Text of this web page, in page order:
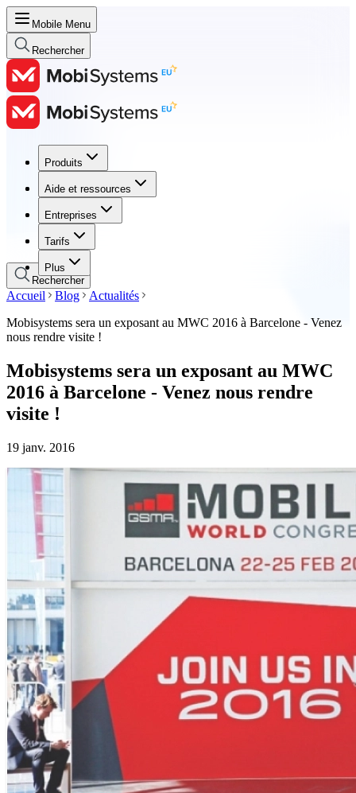
Mobile Menu
Rechercher
Produits
Aide et ressources
Entreprises
Tarifs
Plus
Produits
Aide et ressources
Entreprises
Tarifs
Rechercher
Accueil Blog
Actualités
Mobisystems sera un exposant au MWC 2016 à Barcelone - Venez
nous rendre visite !
Mobisystems sera un exposant au MWC
2016 à Barcelone - Venez nous rendre
visite !
19 janv. 2016